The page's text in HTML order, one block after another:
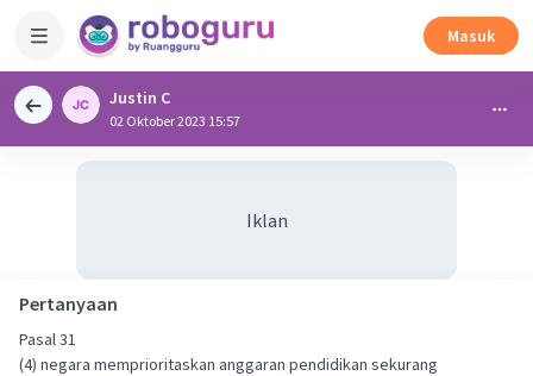
Masuk
Justin C
02 Oktober 2023 15:57
Iklan
Pertanyaan
Pasal 31
(4) negara memprioritaskan anggaran pendidikan sekurang